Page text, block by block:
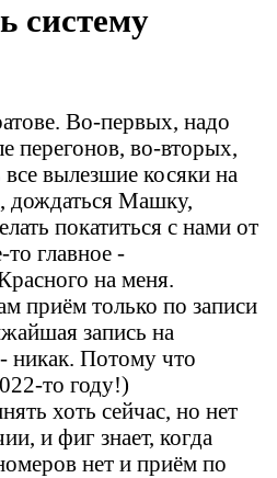
систему
Во-первых, надо
перегонов, во-вторых,
вылезшие косяки на
дождаться Машку,
покатиться с нами от
главное -
на меня.
приём только по записи
запись на
никак. Потому что
то году!)
хоть сейчас, но нет
и фиг знает, когда
нет и приём по